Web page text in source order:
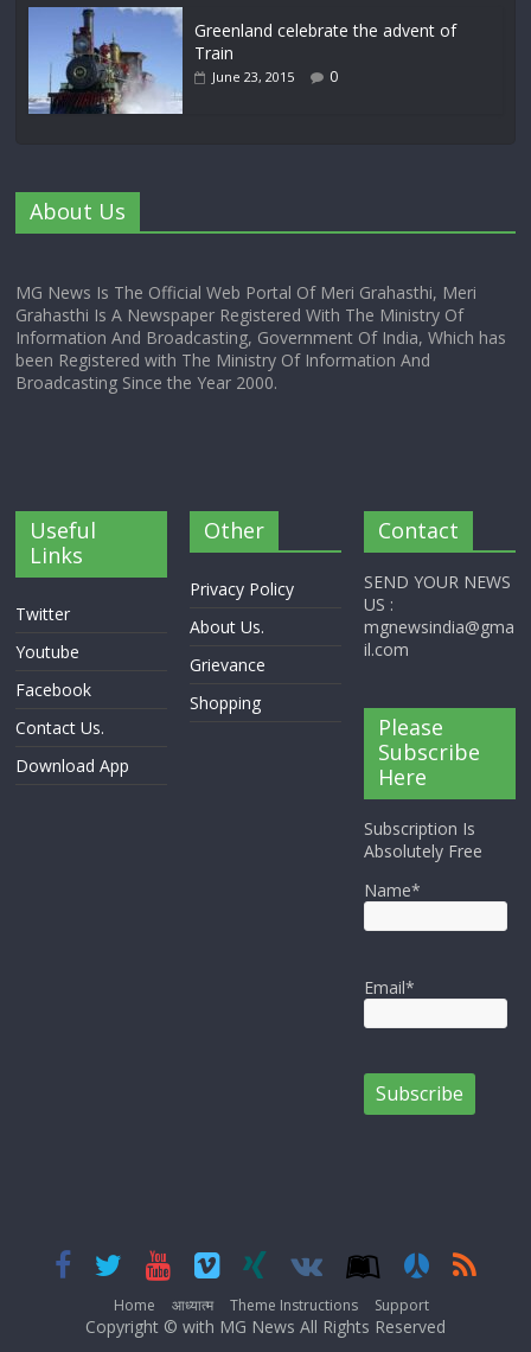
Greenland celebrate the advent of
Train
June 23, 2015 0
About Us
MG News Is The Official Web Portal Of Meri Grahasthi, Meri
Grahasthi Is A Newspaper Registered With The Ministry Of
Information And Broadcasting, Government Of India, Which has
been Registered with The Ministry Of Information And
Broadcasting Since the Year 2000.
Useful
Links
Twitter
Youtube
Facebook
Contact Us.
Download App
Other
Privacy Policy
About Us.
Grievance
Shopping
Contact
SEND YOUR NEWS
US :
mgnewsindia@gma
il.com
Please
Subscribe
Here
Subscription Is
Absolutely Free
Name*
Email*
Home आध्यात्म Theme Instructions Support
Copyright © with MG News All Rights Reserved